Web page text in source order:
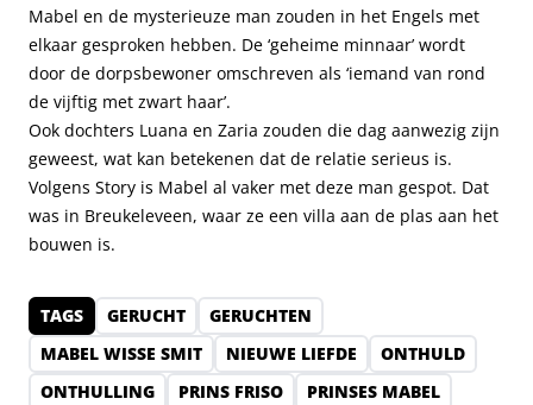
Mabel en de mysterieuze man zouden in het Engels met
elkaar gesproken hebben. De ‘geheime minnaar’ wordt
door de dorpsbewoner omschreven als ‘iemand van rond
de vijftig met zwart haar’.
Ook dochters Luana en Zaria zouden die dag aanwezig zijn
geweest, wat kan betekenen dat de relatie serieus is.
Volgens Story is Mabel al vaker met deze man gespot. Dat
was in Breukeleveen, waar ze een villa aan de plas aan het
bouwen is.
TAGS GERUCHT
GERUCHTEN
MABEL WISSE SMIT
NIEUWE LIEFDE
ONTHULD
ONTHULLING
PRINS FRISO
PRINSES MABEL